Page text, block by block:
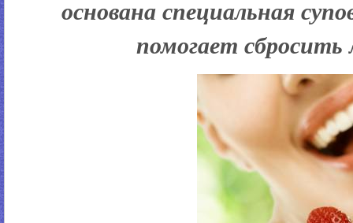
основана специальная
помогает